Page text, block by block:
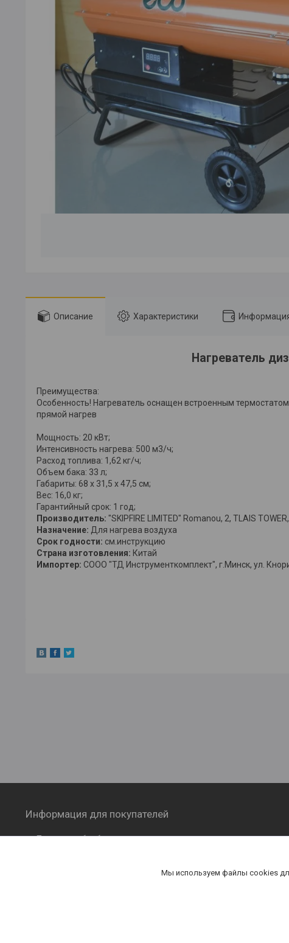
Описание Характеристики
Нагреватель
Преимущества:
Особенность! Нагреватель оснащен встроенным термостатом.
прямой нагрев
Мощность: 20 кВт;
Интенсивность нагрева: 500 м3/ч;
Расход топлива: 1,62 кг/ч;
Объем бака: 33 л;
Габариты: 68 х 31,5 х 47,5 см;
Вес: 16,0 кг;
Гарантийный срок: 1 год;
Производитель: "SKIPFIRE LIMITED" Romanou, 2, TLAIS
Назначение: Для нагрева воздуха
Срок годности: см.инструкцию
Страна изготовления: Китай
Импортер: СООО "ТД Инструменткомплект", г.Минск, ул.
Информация для покупателей
Политика обработки персональных
Мы используем файлы cookies